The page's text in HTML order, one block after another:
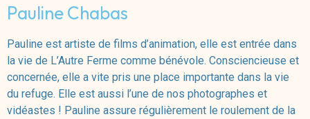
Pauline Chabas
Pauline est artiste de films d’animation, elle est entrée dans
la vie de L’Autre Ferme comme bénévole. Consciencieuse et
concernée, elle a vite pris une place importante dans la vie
du refuge. Elle est aussi l’une de nos photographes et
vidéastes ! Pauline assure régulièrement le roulement de la